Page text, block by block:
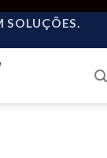
SOLUÇÕES.